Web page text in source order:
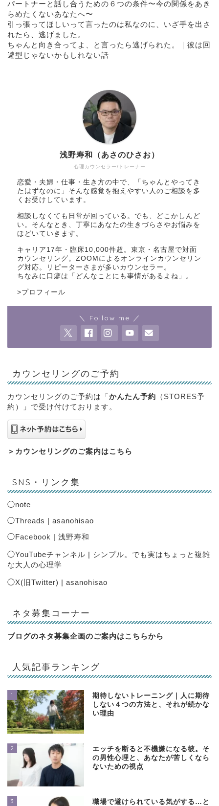
パートナーと話し合うための６つの条件〜今の関係をあき
らめたくないあなたへ〜
引っ張ってほしいって言ったのは私なのに、いざ手を出さ
れたら、逃げました。
ちゃんと向き合ってよ、と言ったら逃げられた。｜彼は回
避型じゃないかもしれない話
心理カウンセラー/トレーナー
浅野寿和（あさのひさお）
恋愛・夫婦・仕事・生き方の中で、「ちゃんとやってき
たはずなのに」そんな感覚を抱えやすい人のご相談を多
くお受けしています。
相談しなくても日常が回っている。でも、どこかしんど
い。そんなとき、丁寧にあなたの生きづらさやお悩みを
ほどいていきます。
キャリア17年・臨床10,000件超。東京・名古屋で対面
カウンセリング。ZOOMによるオンラインカウンセリン
グ対応。リピーターさまが多いカウンセラー。
ちなみに口癖は「どんなことにも事情があるよね」。
>プロフィール
＼ Follow me ／
カウンセリングのご予約
カウンセリングのご予約は「かんたん予約 （STORES予
約）」で受け付けております。
＞ カウンセリングのご案内はこちら
SNS・リンク集
◯note
◯Threads | asanohisao
◯Facebook | 浅野寿和
◯YouTubeチャンネル | シンプル。でも実はちょっと複雑
な大人の心理学
◯X(旧Twitter) | asanohisao
ネタ募集コーナー
ブログのネタ募集企画のご案内はこちらから
人気記事ランキング
1
期待しないトレーニング｜人に期待
しない４つの方法と、それが続かな
い理由
2
エッチを断ると不機嫌になる彼。そ
の男性心理と、あなたが苦しくなら
ないための視点
3
職場で避けられている気がする…と